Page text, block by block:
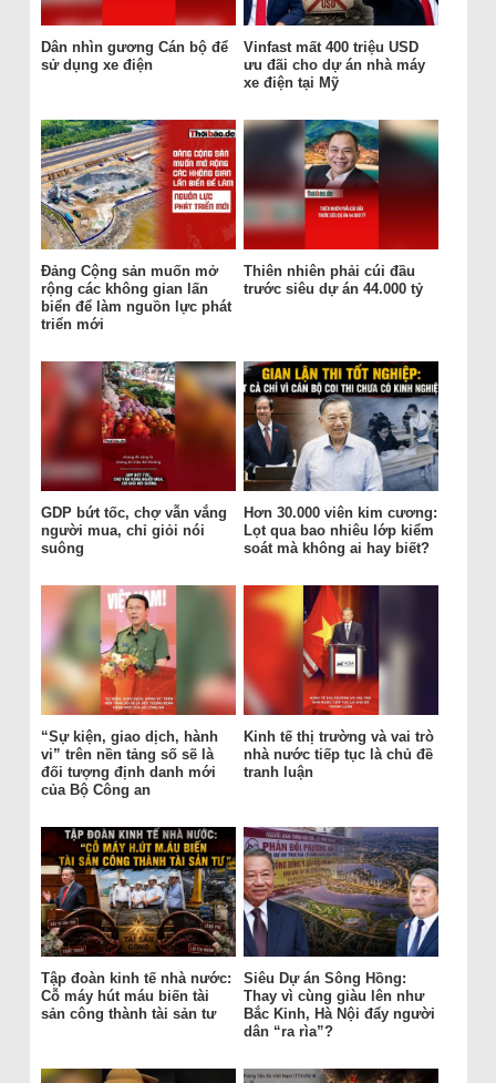
Dân nhìn gương Cán bộ để
sử dụng xe điện
Vinfast mất 400 triệu USD
ưu đãi cho dự án nhà máy
xe điện tại Mỹ
Đảng Cộng sản muốn mở
rộng các không gian lấn
biển để làm nguồn lực phát
triển mới
Thiên nhiên phải cúi đầu
trước siêu dự án 44.000 tỷ
GDP bứt tốc, chợ vẫn vắng
người mua, chỉ giỏi nói
suông
Hơn 30.000 viên kim cương:
Lọt qua bao nhiêu lớp kiểm
soát mà không ai hay biết?
“Sự kiện, giao dịch, hành
vi” trên nền tảng số sẽ là
đối tượng định danh mới
của Bộ Công an
Kinh tế thị trường và vai trò
nhà nước tiếp tục là chủ đề
tranh luận
Tập đoàn kinh tế nhà nước:
Cỗ máy hút máu biến tài
sản công thành tài sản tư
Siêu Dự án Sông Hồng:
Thay vì cùng giàu lên như
Bắc Kinh, Hà Nội đẩy người
dân “ra rìa”?